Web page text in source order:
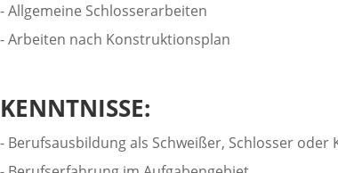
- Allgemeine Schlosserarbeiten
- Arbeiten nach Konstruktionsplan
KENNTNISSE:
- Berufsausbildung als Schweißer, Schlosser